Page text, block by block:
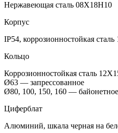
Нержавеющая сталь 08Х18Н10
Корпус
IP54, коррозионностойкая
Кольцо
Коррозионностойкая сталь
Ø63 — запрессованное
Ø80, 100, 150, 160 — байонетное
Циферблат
Алюминий, шкала черная на